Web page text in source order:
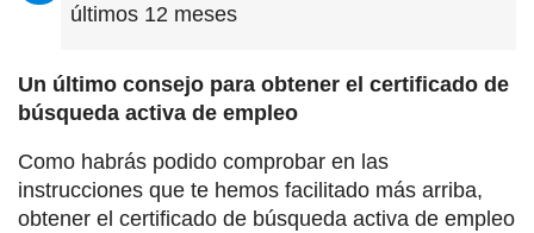
últimos 12 meses
Un último consejo para obtener el certificado de
búsqueda activa de empleo
Como habrás podido comprobar en las
instrucciones que te hemos facilitado más arriba,
obtener el certificado de búsqueda activa de empleo